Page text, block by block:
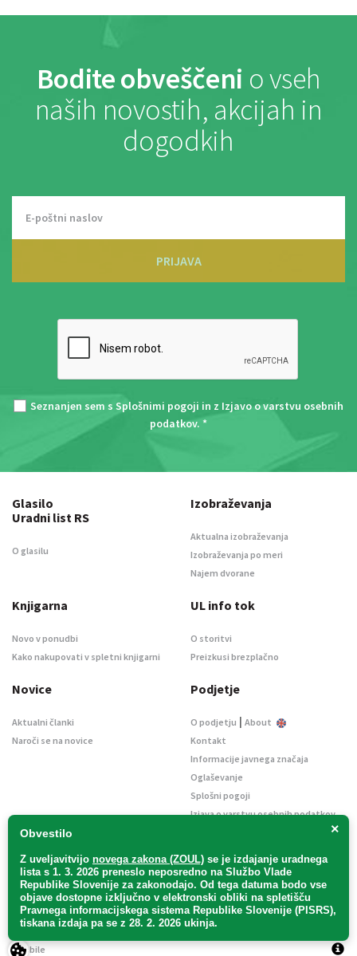
Bodite obveščeni o vseh
naših novostih, akcijah in
dogodkih
PRIJAVA
Seznanjen sem s Splošnimi pogoji in z Izjavo o varstvu osebnih
podatkov. *
×
Obvestilo
Z uveljavitvijo novega zakona (ZOUL) se je izdajanje uradnega
lista s 1. 3. 2026 preneslo neposredno na Službo Vlade
Republike Slovenije za zakonodajo. Od tega datuma bodo vse
objave dostopne izključno v elektronski obliki na spletišču
Pravnega informacijskega sistema Republike Slovenije (PISRS),
tiskana izdaja pa se z 28. 2. 2026 ukinja.
Glasilo
Uradni list RS
O glasilu
Izobraževanja
Aktualna izobraževanja
Izobraževanja po meri
Najem dvorane
Knjigarna
Novo v ponudbi
Kako nakupovati v spletni knjigarni
UL info tok
O storitvi
Preizkusi brezplačno
Novice
Aktualni članki
Naroči se na novice
Podjetje
O podjetju | About
Kontakt
Informacije javnega značaja
Oglaševanje
Splošni pogoji
Izjava o varstvu osebnih podatkov
Uradni list d. o. o. – v likvidaciji / Vse pravice pridržane.
2Mobile